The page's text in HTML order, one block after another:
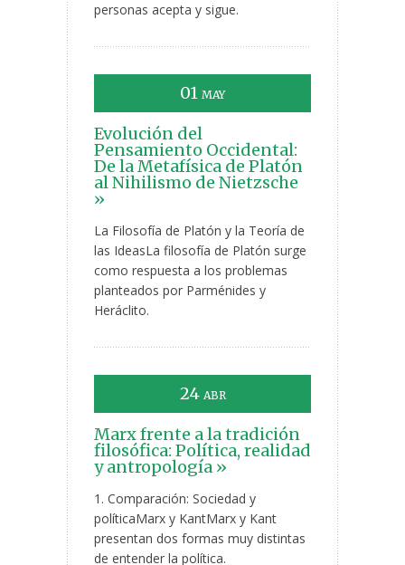
personas acepta y sigue.
01 MAY
Evolución del
Pensamiento Occidental:
De la Metafísica de Platón
al Nihilismo de Nietzsche
»
La Filosofía de Platón y la Teoría de
las IdeasLa filosofía de Platón surge
como respuesta a los problemas
planteados por Parménides y
Heráclito.
24 ABR
Marx frente a la tradición
filosófica: Política, realidad
y antropología »
1. Comparación: Sociedad y
políticaMarx y KantMarx y Kant
presentan dos formas muy distintas
de entender la política.